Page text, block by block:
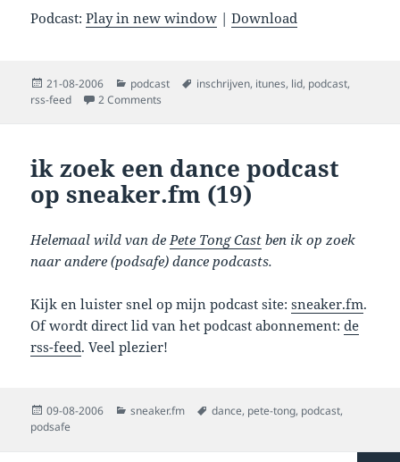
Podcast:Play in new window |Download
Posted
on
21-08-2006 Categories
podcast Tags
inschrijven, itunes, lid, podcast,
rss-feed
2 Comments
ik zoek een dance podcast
op sneaker.fm (19)
Helemaal wild van de Pete Tong Cast ben ik op zoek
naar andere (podsafe) dance podcasts.
Kijk en luister snel op mijn podcast site:sneaker.fm.
Of wordt direct lid van het podcast abonnement:de
rss-feed. Veel plezier!
Posted
on
09-08-2006 Categories
sneaker.fm Tags
dance, pete-tong, podcast,
podsafe